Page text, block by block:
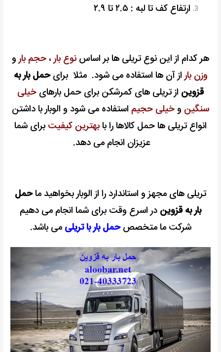
ارتفاع کف تا لبه : ۲.۵ تا ۲.۹
هر کدام از این نوع تریلی ها بر اساس نوع بار، حجم بارو
وزن باراز آن ها استفاده می شود.مثلا برایحمل بار به
قزوین از تریلی های کمرشکن برای حمل بارهای خیلی
سنگین وخیلی حجیم استفاده می شود و الوبار با داشتن
انواع تریلی ها حمل کالاها را بابهترین کیفیت برای شما
عزیزان انجام می دهد.
تریلی های مجهز و استاندارد را از الوبار بخواهید ماحمل
بار به قزوین در اسرع وقت برای شما انجام می دهیم
شرکت ما متخصصحمل بار با تریلی می باشد.